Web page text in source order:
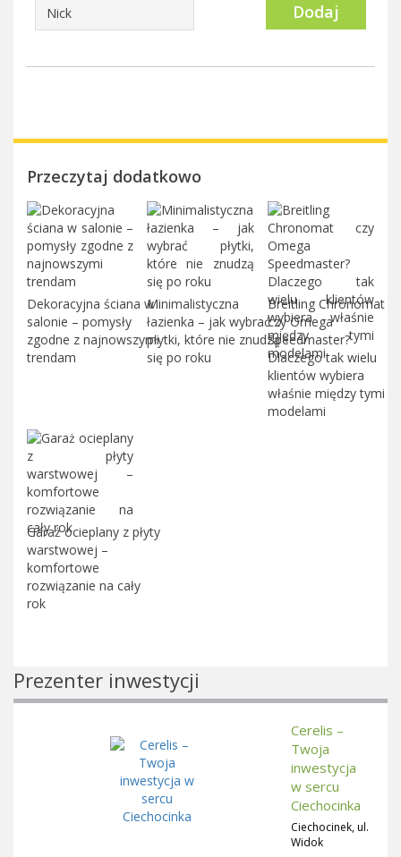
Dodaj
Przeczytaj dodatkowo
Dekoracyjna ściana w
salonie – pomysły
zgodne z najnowszymi
trendam
Minimalistyczna
łazienka – jak wybrać
płytki, które nie znudzą
się po roku
Breitling Chronomat
czy Omega
Speedmaster?
Dlaczego tak wielu
klientów wybiera
właśnie między tymi
modelami
Garaż ocieplany z płyty
warstwowej –
komfortowe
rozwiązanie na cały
rok
Prezenter inwestycji
Cerelis –
Twoja
inwestycja
w sercu
Ciechocinka
Ciechocinek, ul.
Widok